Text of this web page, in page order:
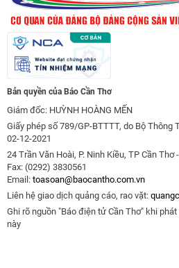
Bản quyền của Báo Cần Thơ
Giám đốc: HUỲNH HOÀNG MẾN
Giấy phép số 789/GP-BTTTT, do Bộ Thông
02-12-2021
24 Trần Văn Hoài, P. Ninh Kiều, TP Cần
Fax: (0292) 3830561
Email: toasoan@baocantho.com.vn
Liên hệ giao dịch quảng cáo, rao vặt:
Ghi rõ nguồn "Báo điện tử Cần Thơ" khi
này